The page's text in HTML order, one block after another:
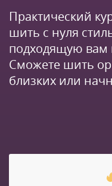
Практический
шить с нуля
подходящую вам
Сможете шить
близких или